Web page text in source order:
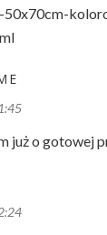
już o gotowej